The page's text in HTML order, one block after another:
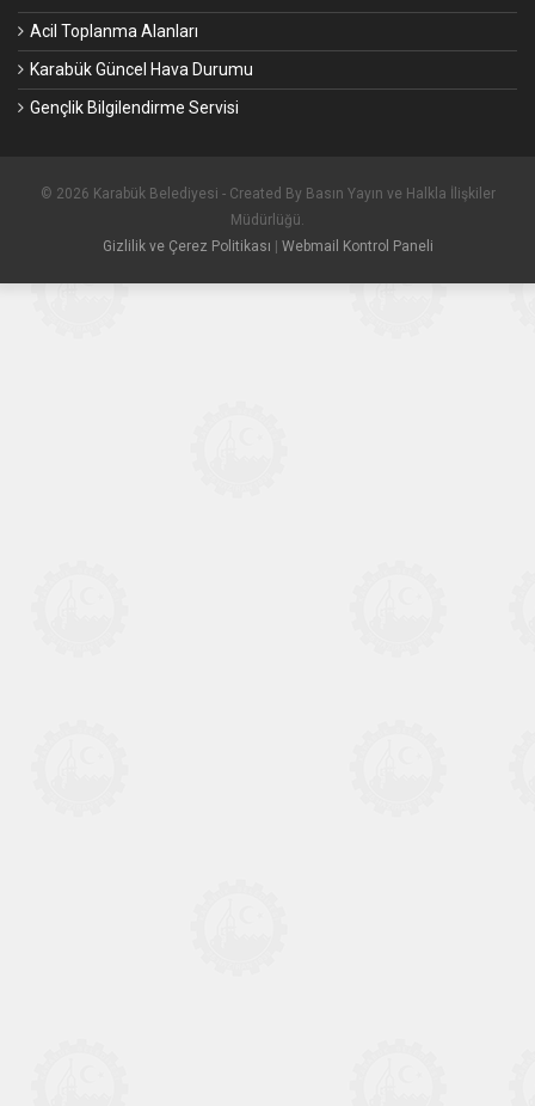
Acil Toplanma Alanları
Karabük Güncel Hava Durumu
Gençlik Bilgilendirme Servisi
© 2026 Karabük Belediyesi - Created By Basın Yayın ve Halkla İlişkiler
Müdürlüğü.
Gizlilik ve Çerez Politikası
Webmail Kontrol Paneli